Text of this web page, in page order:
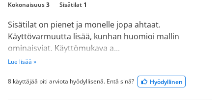
Kokonaisuus3 Sisätilat 1
Sisätilat on pienet ja monelle jopa ahtaat.
Käyttövarmuutta lisää, kunhan huomioi mallin
ominaisviat. Käyttömukava a...
Lue lisää »
8 käyttäjää piti arviota hyödyllisenä. Entä sinä? Hyödyllinen